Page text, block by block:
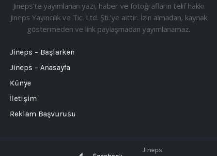
Jineps’te yayımlanan yazı, haber ve fotoğrafların telif hakkı
Jineps Yayıncılık ve Tic. Ltd. Şti.’ye aittir. İzin almadan, kaynak
göstermeden ve link paylaşmadan yayımlanamaz.
Jineps – Başlarken
Jineps – Anasayfa
Künye
İletişim
Reklam Başvurusu
Jineps